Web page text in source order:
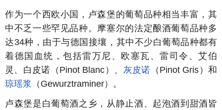
作为一个西欧小国，卢森堡的葡萄品种相当丰富，其
中不乏一些罕见品种。摩塞尔的法定酿酒葡萄品种多
达34种，由于与德国接壤，其中不少白葡萄品种都有
着德国血统，包括雷万尼 、欧塞瓦、雷司令、艾伯
灵、白皮诺（ Pinot Blanc ）、 灰皮诺 （ Pinot Gris ）和
琼瑶浆 （ Gewurztraminer）。
卢森堡是白葡萄酒之乡，从静止酒、起泡酒到甜酒皆